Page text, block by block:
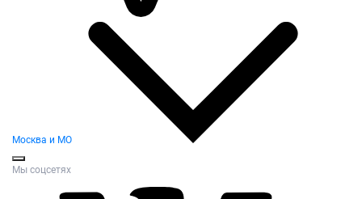
Москва и МО
Мы соцсетях